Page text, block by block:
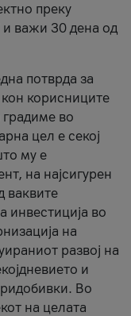
преку
и важи 30 дена од
потврда за
корисниците
градиме во
цел е секој
му е
на најсигурен
ваквите
инвестиција во
на
развој на
и
Во
на целата